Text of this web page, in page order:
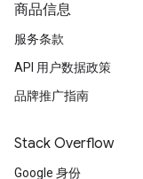
商品信息
服务条款
API 用户数据政策
品牌推广指南
Stack Overflow
Google 身份